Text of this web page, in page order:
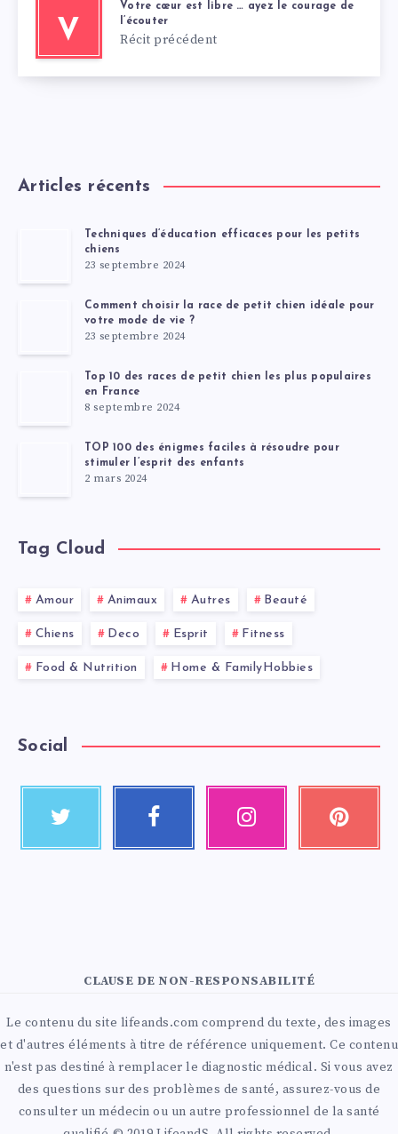
V
Votre cœur est libre … ayez le courage de
l’écouter
Récit précédent
Articles récents
Techniques d’éducation efficaces pour les petits
chiens
23 septembre 2024
Comment choisir la race de petit chien idéale pour
votre mode de vie ?
23 septembre 2024
Top 10 des races de petit chien les plus populaires
en France
8 septembre 2024
TOP 100 des énigmes faciles à résoudre pour
stimuler l’esprit des enfants
2 mars 2024
Tag Cloud
Amour Animaux Autres Beauté
Chiens Deco Esprit Fitness
Food & Nutrition Home & FamilyHobbies
Social
CLAUSE DE NON-RESPONSABILITÉ
Le contenu du site lifeands.com comprend du texte, des images
et d'autres éléments à titre de référence uniquement. Ce contenu
n'est pas destiné à remplacer le diagnostic médical. Si vous avez
des questions sur des problèmes de santé, assurez-vous de
consulter un médecin ou un autre professionnel de la santé